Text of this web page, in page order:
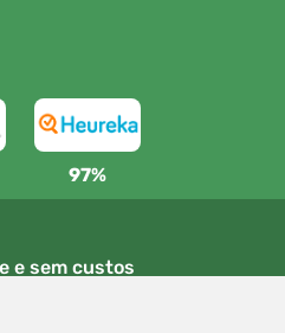
97%
e sem custos
superiores a 80 EUR